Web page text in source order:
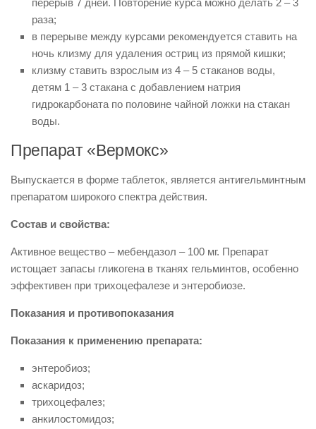
перерыв 7 дней. Повторение курса можно делать 2 – 3
раза;
в перерыве между курсами рекомендуется ставить на
ночь клизму для удаления остриц из прямой кишки;
клизму ставить взрослым из 4 – 5 стаканов воды,
детям 1 – 3 стакана с добавлением натрия
гидрокарбоната по половине чайной ложки на стакан
воды.
Препарат «Вермокс»
Выпускается в форме таблеток, является антигельминтным
препаратом широкого спектра действия.
Состав и свойства:
Активное вещество – мебендазол – 100 мг. Препарат
истощает запасы гликогена в тканях гельминтов, особенно
эффективен при трихоцефалезе и энтеробиозе.
Показания и противопоказания
Показания к применению препарата:
энтеробиоз;
аскаридоз;
трихоцефалез;
анкилостомидоз;